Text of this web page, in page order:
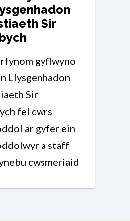
Sir
gyflwyno
Llysgenhadon
Sir
fel cwrs
ar gyfer ein
a staff
cwsmeriaid